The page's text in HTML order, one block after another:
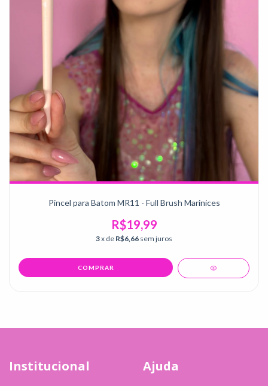
Pincel para Batom MR11 - Full Brush Marinices
R$19,99
3x de R$6,66 sem juros
Institucional Ajuda